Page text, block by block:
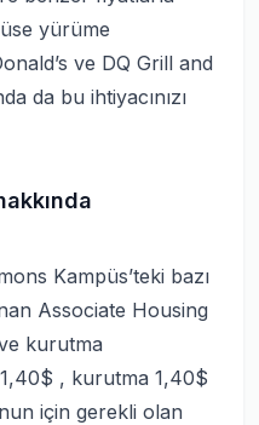
yürüme
ve DQ Grill and
da bu ihtiyacınızı
Kampüs’teki bazı
Associate Housing
kurutma
, kurutma 1,40$
için gerekli olan